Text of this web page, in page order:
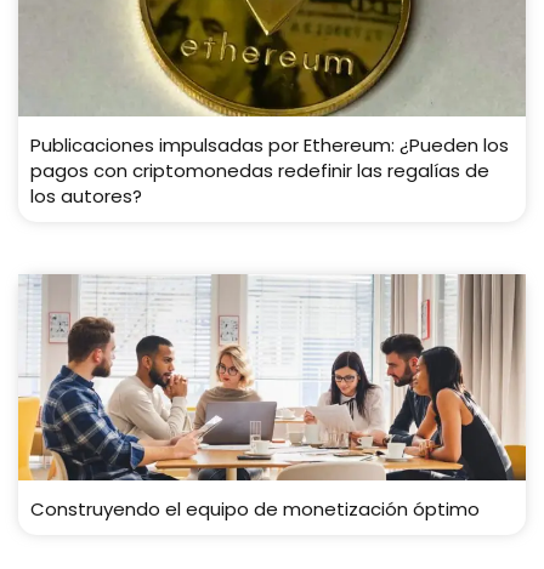
Publicaciones impulsadas por Ethereum: ¿Pueden los
pagos con criptomonedas redefinir las regalías de
los autores?
Construyendo el equipo de monetización óptimo